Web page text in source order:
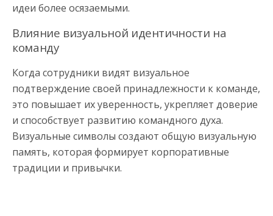
идеи более осязаемыми.
Влияние визуальной идентичности на
команду
Когда сотрудники видят визуальное
подтверждение своей принадлежности к команде,
это повышает их уверенность, укрепляет доверие
и способствует развитию командного духа.
Визуальные символы создают общую визуальную
память, которая формирует корпоративные
традиции и привычки.